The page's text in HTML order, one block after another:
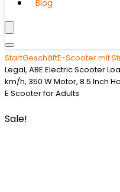
Blog
StartGeschäftE-Scooter mit
Legal, ABE Electric Scooter
km/h, 350 W Motor, 8.5 Inch
E Scooter for Adults
Sale!